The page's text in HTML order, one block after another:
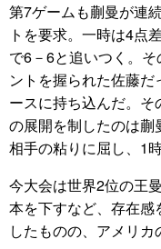
第7ゲームも蒯曼が連
トを要求。一時は4点
で6－6と追いつく。
ントを握られた佐藤
ースに持ち込んだ。
の展開を制したのは
相手の粘りに屈し、1
今大会は世界2位の王
本を下すなど、存在
したものの、アメリカ